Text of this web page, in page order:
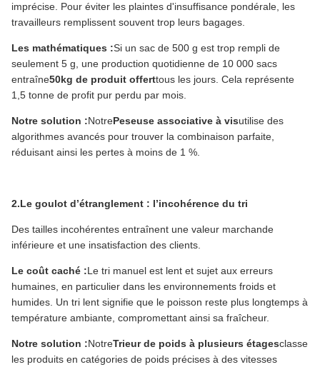
imprécise. Pour éviter les plaintes d'insuffisance pondérale, les
travailleurs remplissent souvent trop leurs bagages.
Les mathématiques :Si un sac de 500 g est trop rempli de
seulement 5 g, une production quotidienne de 10 000 sacs
entraîne50kg de produit offerttous les jours. Cela représente
1,5 tonne de profit pur perdu par mois.
Notre solution :NotrePeseuse associative à visutilise des
algorithmes avancés pour trouver la combinaison parfaite,
réduisant ainsi les pertes à moins de 1 %.
2.Le goulot d’étranglement : l’incohérence du tri
Des tailles incohérentes entraînent une valeur marchande
inférieure et une insatisfaction des clients.
Le coût caché :Le tri manuel est lent et sujet aux erreurs
humaines, en particulier dans les environnements froids et
humides. Un tri lent signifie que le poisson reste plus longtemps à
température ambiante, compromettant ainsi sa fraîcheur.
Notre solution :NotreTrieur de poids à plusieurs étagesclasse
les produits en catégories de poids précises à des vitesses